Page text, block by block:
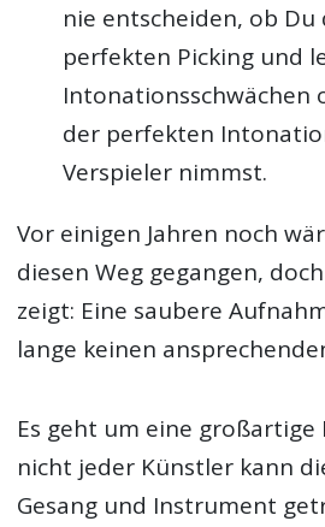
nie entscheiden, ob
perfekten Picking und
Intonationsschwächen
der perfekten
Verspieler nimmst.
Vor einigen Jahren noch
diesen Weg gegangen,
zeigt: Eine saubere
lange keinen
Es geht um eine
nicht jeder Künstler kann
Gesang und Instrument